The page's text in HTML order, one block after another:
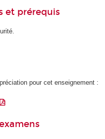
et prérequis
pour cet enseignement :